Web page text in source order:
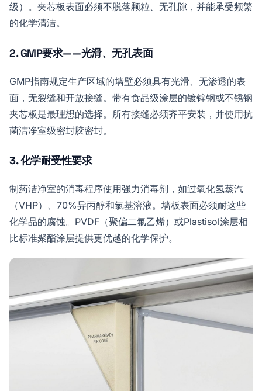
级）。夹芯板表面必须不脱落颗粒、无孔隙，并能承受频繁
的化学清洁。
2. GMP要求——光滑、无孔表面
GMP指南规定生产区域的墙壁必须具有光滑、无渗透的表
面，无裂缝和开放接缝。带有食品级涂层的镀锌钢或不锈钢
夹芯板是最理想的选择。所有接缝必须齐平安装，并使用抗
菌洁净室级密封胶密封。
3. 化学耐受性要求
制药洁净室的消毒程序使用强力消毒剂，如过氧化氢蒸汽
（VHP）、70%异丙醇和氯基溶液。墙板表面必须耐这些
化学品的腐蚀。PVDF（聚偏二氟乙烯）或Plastisol涂层相
比标准聚酯涂层提供更优越的化学保护。